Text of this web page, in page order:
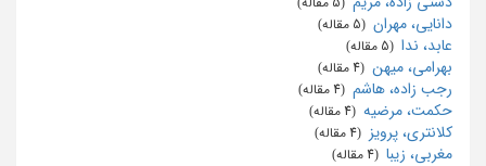
دانایی، مهران
عابد، ندا
بهرامی، میهن
رجب زاده، هاشم
حکمت، مرضیه
کلانتری، پرویز
مغربی، زیبا